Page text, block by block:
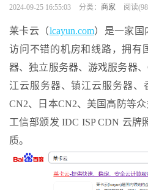
2024-09-25 16:55:03 分类： 商家 阅读
莱卡云（lcayun.com）是一家国
访问不错的机房和线路，拥有
器、独立服务器、游戏服务器
江云服务器、镇江云服务器、
CN2、日本CN2、美国高防等
工信部颁发 IDC ISP CDN 云
质。